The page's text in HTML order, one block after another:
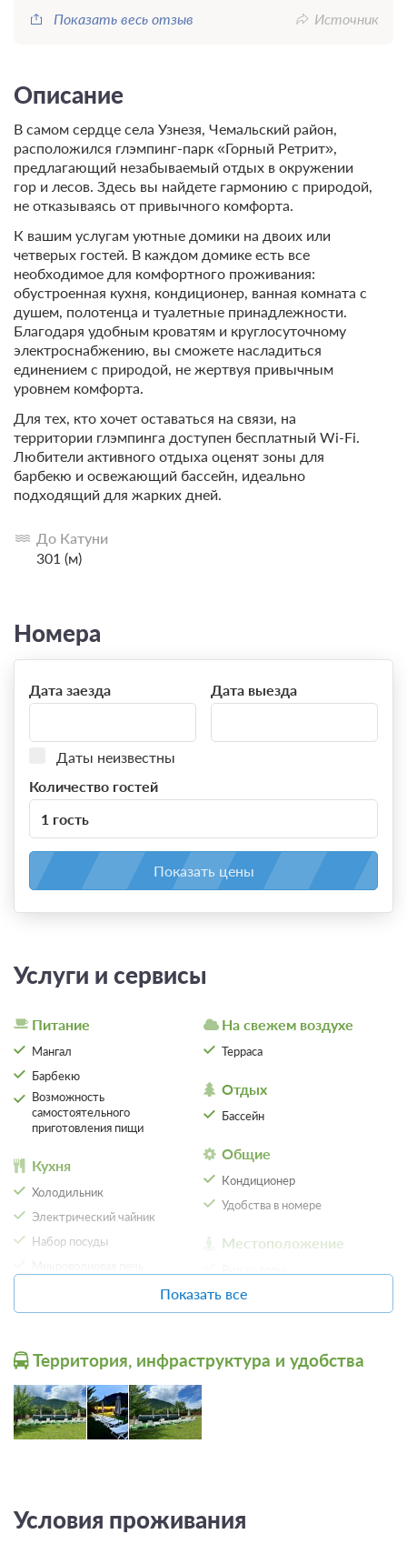
Показать весь отзыв
Источник
Описание
В самом сердце села Узнезя, Чемальский район,
расположился глэмпинг-парк «Горный Ретрит»,
предлагающий незабываемый отдых в окружении
гор и лесов. Здесь вы найдете гармонию с природой,
не отказываясь от привычного комфорта.
К вашим услугам уютные домики на двоих или
четверых гостей. В каждом домике есть все
необходимое для комфортного проживания:
обустроенная кухня, кондиционер, ванная комната с
душем, полотенца и туалетные принадлежности.
Благодаря удобным кроватям и круглосуточному
электроснабжению, вы сможете насладиться
единением с природой, не жертвуя привычным
уровнем комфорта.
Для тех, кто хочет оставаться на связи, на
территории глэмпинга доступен бесплатный Wi-Fi.
Любители активного отдыха оценят зоны для
барбекю и освежающий бассейн, идеально
подходящий для жарких дней.
До Катуни
301 (м)
Номера
Дата заезда Дата выезда
Даты неизвестны
Количество гостей
1 гость
Показать цены
Услуги и сервисы
Питание
Мангал
Барбекю
Возможность
самостоятельного
приготовления пищи
Кухня
Холодильник
Электрический чайник
Набор посуды
Обеденный стол
На свежем воздухе
Терраса
Отдых
Бассейн
Общие
Кондиционер
Удобства в номере
Местоположение
В горах
Показать все
Территория, инфраструктура и удобства
Условия проживания